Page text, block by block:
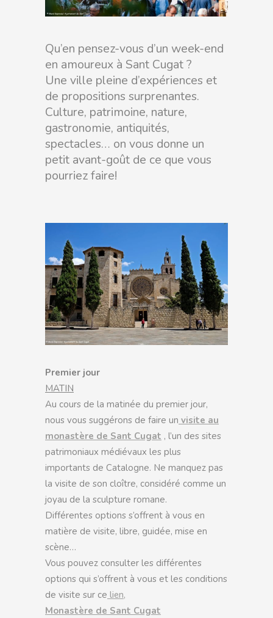
Qu’en pensez-vous d’un week-end
en amoureux à Sant Cugat ?
Une ville pleine d’expériences et
de propositions surprenantes.
Culture, patrimoine, nature,
gastronomie, antiquités,
spectacles… on vous donne un
petit avant-goût de ce que vous
pourriez faire!
Premier jour
MATIN
Au cours de la matinée du premier jour,
nous vous suggérons de faire un visite au
monastère de Sant Cugat , l’un des sites
patrimoniaux médiévaux les plus
importants de Catalogne. Ne manquez pas
la visite de son cloître, considéré comme un
joyau de la sculpture romane.
Différentes options s’offrent à vous en
matière de visite, libre, guidée, mise en
scène…
Vous pouvez consulter les différentes
options qui s’offrent à vous et les conditions
de visite sur ce lien,
Monastère de Sant Cugat